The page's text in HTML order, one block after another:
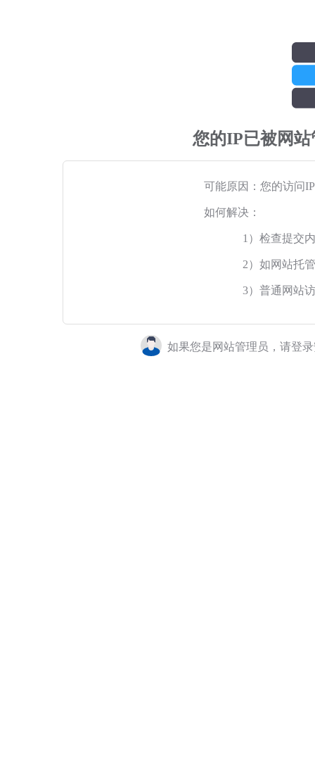
您的IP已被网
可能原因：您的访问
如何解决：
1）检查提交
2）如网站托
3）普通网站
如果您是网站管理员，请登